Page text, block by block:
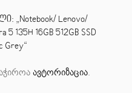
„Notebook/ Lenovo/
5 135H 16GB 512GB SSD
Grey“
ავტორიზაცია.